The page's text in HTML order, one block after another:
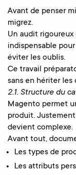
Avant de penser
migrez.
Un audit
indispensable
éviter les oublis.
Ce travail
sans en hériter les
2.1. Structure du
Magento permet
produit.
devient complexe.
Avant tout,
Les types de
Les attributs